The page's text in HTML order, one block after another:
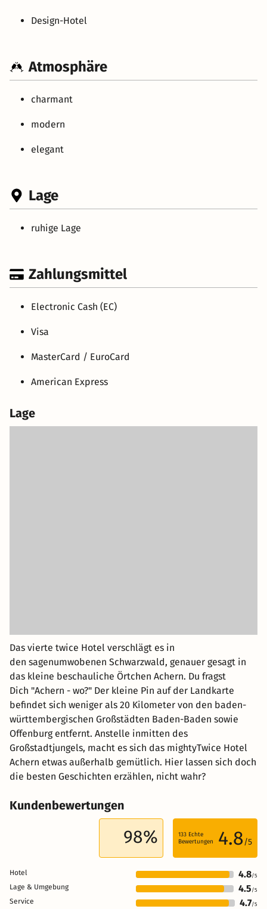
Design-Hotel
Atmosphäre
charmant
modern
elegant
Lage
ruhige Lage
Zahlungsmittel
Electronic Cash (EC)
Visa
MasterCard / EuroCard
American Express
Lage
Das vierte twice Hotel verschlägt es in
den sagenumwobenen Schwarzwald, genauer gesagt in
das kleine beschauliche Örtchen Achern. Du fragst
Dich "Achern - wo?" Der kleine Pin auf der Landkarte
befindet sich weniger als 20 Kilometer von den baden-
württembergischen Großstädten Baden-Baden sowie
Offenburg entfernt. Anstelle inmitten des
Großstadtjungels, macht es sich das mightyTwice Hotel
Achern etwas außerhalb gemütlich. Hier lassen sich doch
die besten Geschichten erzählen, nicht wahr?
Kundenbewertungen
98% 133 Echte
Bewertungen
4.8/5
Hotel 4.8/5
Lage & Umgebung 4.5 /5
Service 4.7/5